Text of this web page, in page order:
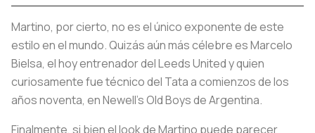
Martino, por cierto, no es el único exponente de este
estilo en el mundo. Quizás aún más célebre es Marcelo
Bielsa, el hoy entrenador del Leeds United y quien
curiosamente fue técnico del Tata a comienzos de los
años noventa, en Newell's Old Boys de Argentina.
Finalmente, si bien el look de Martino puede parecer